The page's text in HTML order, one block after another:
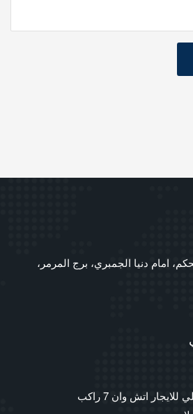
امام دنيا الجمبري، برج المرمر،
اتش وان 7 راكب